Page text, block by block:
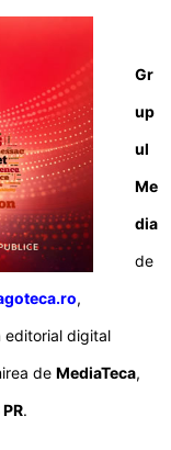
Gr
up
ul
Me
dia
de
,
editorial digital
de MediaTeca,
.